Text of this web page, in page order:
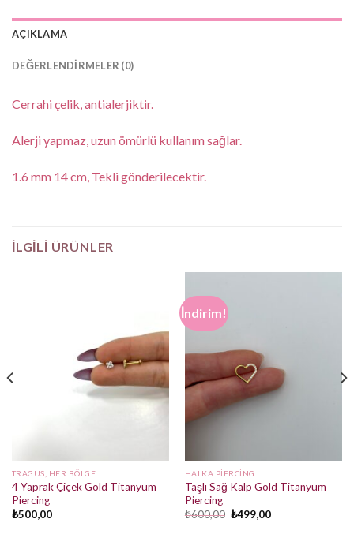
AÇIKLAMA
DEĞERLENDIRMELER (0)
Cerrahi çelik, antialerjiktir.
Alerji yapmaz, uzun ömürlü kullanım sağlar.
1.6 mm 14 cm, Tekli gönderilecektir.
İLGILI ÜRÜNLER
TRAGUS, HER BÖLGE
4 Yaprak Çiçek Gold Titanyum
Piercing
₺500,00
İndirim!
HALKA PIERCING
Taşlı Sağ Kalp Gold Titanyum
Piercing
₺600,00 Orijinal
₺499,00Şu